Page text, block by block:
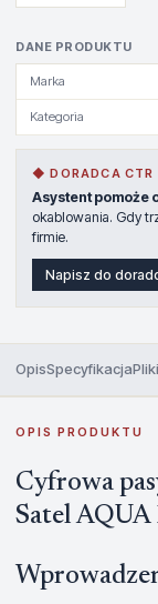
DANE PRODUKTU
Marka
Kategoria
◆ DORADCA CTR
Asystent pomoże
okablowania. Gdy
firmie.
Napisz do
OpisSpecyfikacja
OPIS PRODUKTU
Cyfrowa
Satel AQUA